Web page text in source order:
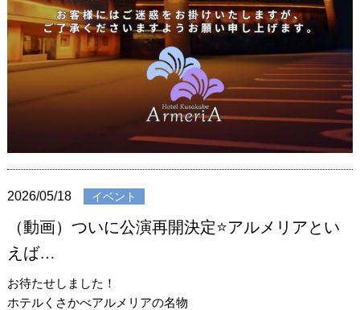
2026/05/18 イベント
（動画）ついに公演再開決定⭐️アルメリアとい
えば…
お待たせしました！
ホテルくさかべアルメリアの名物